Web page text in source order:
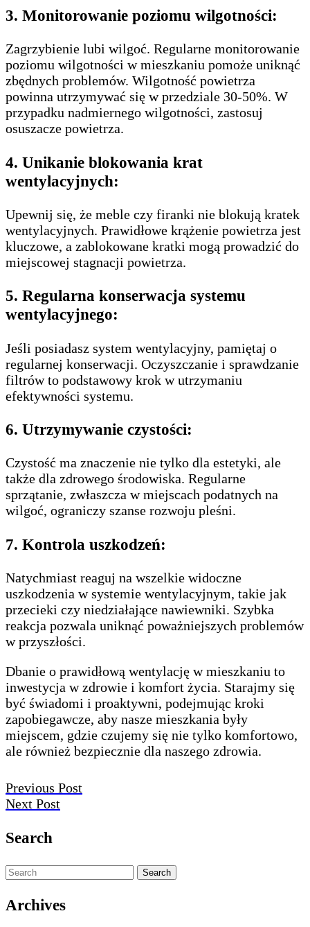
3. Monitorowanie poziomu wilgotności:
Zagrzybienie lubi wilgoć. Regularne monitorowanie
poziomu wilgotności w mieszkaniu pomoże uniknąć
zbędnych problemów. Wilgotność powietrza
powinna utrzymywać się w przedziale 30-50%. W
przypadku nadmiernego wilgotności, zastosuj
osuszacze powietrza.
4. Unikanie blokowania krat
wentylacyjnych:
Upewnij się, że meble czy firanki nie blokują kratek
wentylacyjnych. Prawidłowe krążenie powietrza jest
kluczowe, a zablokowane kratki mogą prowadzić do
miejscowej stagnacji powietrza.
5. Regularna konserwacja systemu
wentylacyjnego:
Jeśli posiadasz system wentylacyjny, pamiętaj o
regularnej konserwacji. Oczyszczanie i sprawdzanie
filtrów to podstawowy krok w utrzymaniu
efektywności systemu.
6. Utrzymywanie czystości:
Czystość ma znaczenie nie tylko dla estetyki, ale
także dla zdrowego środowiska. Regularne
sprzątanie, zwłaszcza w miejscach podatnych na
wilgoć, ograniczy szanse rozwoju pleśni.
7. Kontrola uszkodzeń:
Natychmiast reaguj na wszelkie widoczne
uszkodzenia w systemie wentylacyjnym, takie jak
przecieki czy niedziałające nawiewniki. Szybka
reakcja pozwala uniknąć poważniejszych problemów
w przyszłości.
Dbanie o prawidłową wentylację w mieszkaniu to
inwestycja w zdrowie i komfort życia. Starajmy się
być świadomi i proaktywni, podejmując kroki
zapobiegawcze, aby nasze mieszkania były
miejscem, gdzie czujemy się nie tylko komfortowo,
ale również bezpiecznie dla naszego zdrowia.
Nawigacja
wpisu
Previous PostPrevious
Next PostNext
Search
Search Search
Archives